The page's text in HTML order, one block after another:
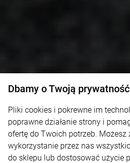
Dbamy o Twoją prywatność
Pliki cookies i pokrewne im
poprawne działanie strony i
ofertę do Twoich potrzeb. Możesz
wykorzystanie przez nas
do sklepu lub dostosować użycie